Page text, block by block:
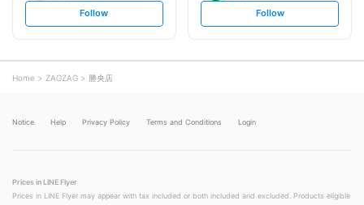
s
t
o
w
Follow
s
t
Follow
Home ZAGZAG 勝央店
Notice Help Privacy Policy Terms and Conditions Login
Prices in LINE Flyer
Prices in LINE Flyer may appear with tax included or both included and excluded. Products eligible